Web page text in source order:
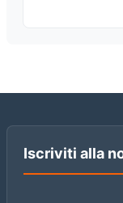
Iscriviti alla